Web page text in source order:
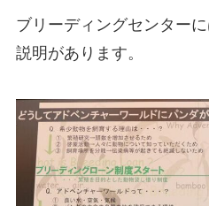
ブリーディングセンター
説明があります。